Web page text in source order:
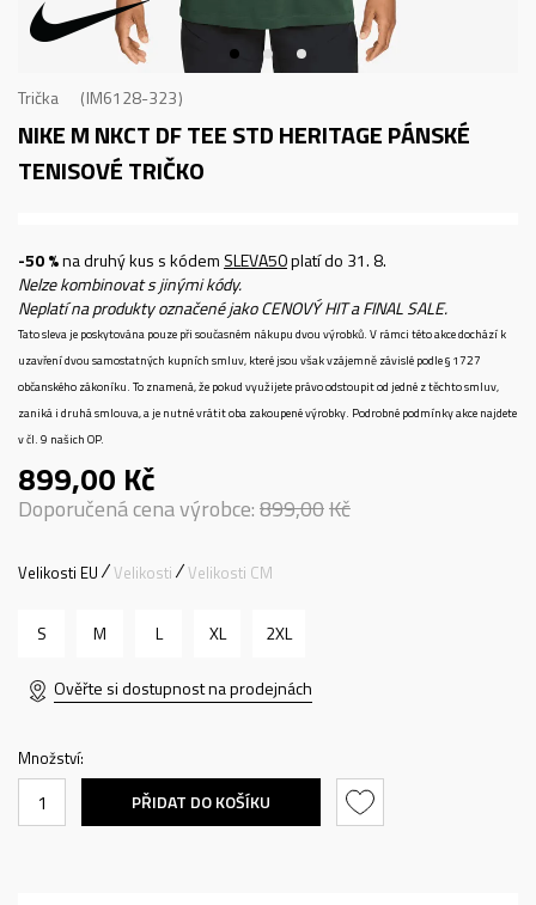
Trička IM6128-323
NIKE M NKCT DF TEE STD HERITAGEPÁNSKÉ
TENISOVÉ TRIČKO
-50 %na druhý kus s kódem SLEVA50platí do 31. 8.
Nelze kombinovat s jinými kódy.
Neplatí na produkty označené jako CENOVÝ HIT a FINAL SALE.
Tato sleva je poskytována pouze při současném nákupu dvou výrobků. V rámci této akce dochází k
uzavření dvou samostatných kupních smluv, které jsou však vzájemně závislé podle § 1727
občanského zákoníku. To znamená, že pokud využijete právo odstoupit od jedné z těchto smluv,
zaniká i druhá smlouva, a je nutné vrátit oba zakoupené výrobky. Podrobné podmínky akce najdete
v čl. 9 našich OP.
899,00 Kč
Doporučená cena výrobce:899,00Kč
Velikosti EU Velikosti Velikosti CM
S M L XL 2XL
Ověřte si dostupnost na prodejnách
Množství:
PŘIDAT DO KOŠÍKU